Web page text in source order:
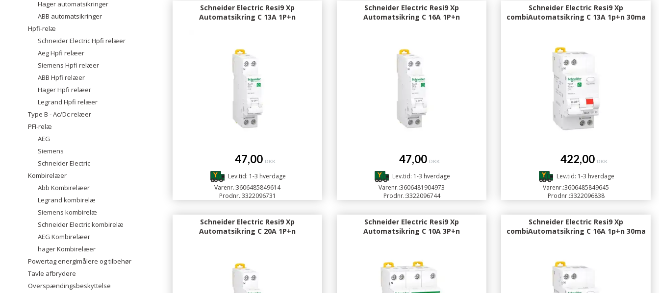
Hager automatsikringer
ABB automatsikringer
Hpfi-relæ
Schneider Electric Hpfi relæer
Aeg Hpfi relæer
Siemens Hpfi relæer
ABB Hpfi relæer
Hager Hpfi relæer
Legrand Hpfi relæer
Type B - Ac/Dc relæer
PFI-relæ
AEG
Siemens
Schneider Electric
Kombirelæer
Abb Kombirelæer
Legrand kombirelæ
Siemens kombirelæ
Schneider Electric kombirelæ
AEG Kombirelæer
hager Kombirelæer
Powertag energimålere og tilbehør
Tavle afbrydere
Overspændingsbeskyttelse
Schneider Electric Resi9 Xp
Automatsikring C 13A 1P+n
47,00 DKK
Lev.tid: 1-3 hverdage
Varenr.:3606485849614
Prodnr.:3322096731
Schneider Electric Resi9 Xp
Automatsikring C 16A 1P+n
47,00 DKK
Lev.tid: 1-3 hverdage
Varenr.:3606481904973
Prodnr.:3322096744
Schneider Electric Resi9 Xp
combiAutomatsikring C 13A 1p+n 30ma
422,00 DKK
Lev.tid: 1-3 hverdage
Varenr.:3606485849645
Prodnr.:3322096838
Schneider Electric Resi9 Xp
Automatsikring C 20A 1P+n
Schneider Electric Resi9 Xp
Automatsikring C 10A 3P+n
Schneider Electric Resi9 Xp
combiAutomatsikring C 16A 1p+n 30ma